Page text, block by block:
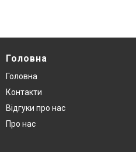
Головна
Головна
Контакти
Вiдгуки про нас
Про нас